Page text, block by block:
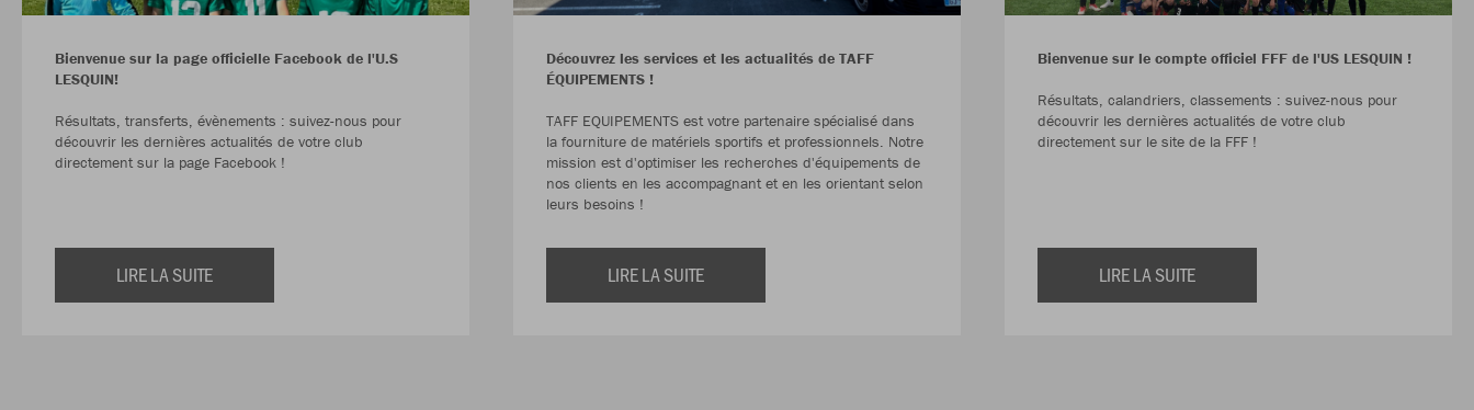
Bienvenue sur la page officielle Facebook de l'U.S
LESQUIN!
Résultats, transferts, évènements : suivez-nous pour
découvrir les dernières actualités de votre club
directement sur la page Facebook !
LIRE LA SUITE
Découvrez les services et les actualités de TAFF
ÉQUIPEMENTS !
TAFF EQUIPEMENTS est votre partenaire spécialisé dans
la fourniture de matériels sportifs et professionnels. Notre
mission est d'optimiser les recherches d'équipements de
nos clients en les accompagnant et en les orientant selon
leurs besoins !
LIRE LA SUITE
Bienvenue sur le compte officiel FFF de l'US LESQUIN !
Résultats, calandriers, classements : suivez-nous pour
découvrir les dernières actualités de votre club
directement sur le site de la FFF !
LIRE LA SUITE